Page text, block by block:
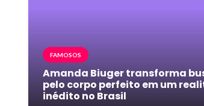
FAMOSOS
Amanda Biuger transforma
pelo corpo perfeito em um
inédito no Brasil